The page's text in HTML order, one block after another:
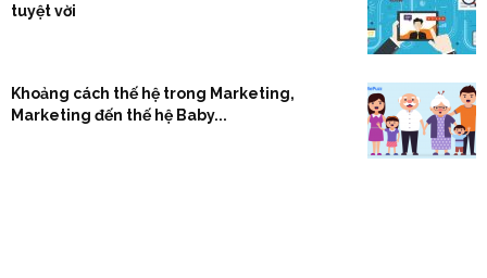
tuyệt vời
Khoảng cách thế hệ trong Marketing,
Marketing đến thế hệ Baby...